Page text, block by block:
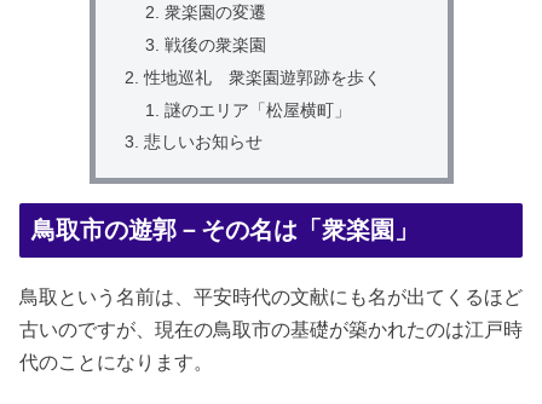
衆楽園の変遷
戦後の衆楽園
性地巡礼 衆楽園遊郭跡を歩く
謎のエリア「松屋横町」
悲しいお知らせ
鳥取市の遊郭－その名は「衆楽園」
鳥取という名前は、平安時代の文献にも名が出てくるほど
古いのですが、現在の鳥取市の基礎が築かれたのは江戸時
代のことになります。